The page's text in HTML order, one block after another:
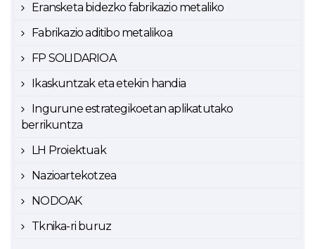
Eransketa bidezko fabrikazio metaliko
Fabrikazio aditibo metalikoa
FP SOLIDARIOA
Ikaskuntzak eta etekin handia
Ingurune estrategikoetan aplikatutako
berrikuntza
LH Proiektuak
Nazioartekotzea
NODOAK
Tknika-ri buruz